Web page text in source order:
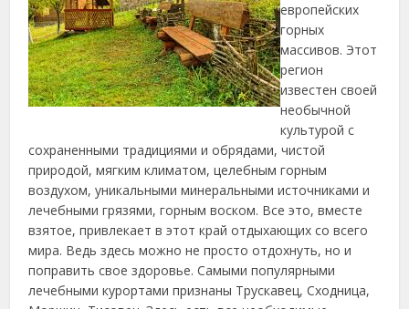
европейских
горных
массивов. Этот
регион
известен своей
необычной
культурой с
сохраненными традициями и обрядами, чистой
природой, мягким климатом, целебным горным
воздухом, уникальными минеральными источниками и
лечебными грязями, горным воском. Все это, вместе
взятое, привлекает в этот край отдыхающих со всего
мира. Ведь здесь можно не просто отдохнуть, но и
поправить свое здоровье.Самыми популярными
лечебными курортами признаны Трускавец, Сходница,